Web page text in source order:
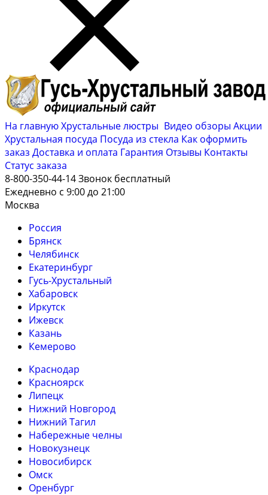
На главнуюХрустальные люстры Видео обзоры Акции
Хрустальная посуда Посуда из стекла Как оформить
заказ Доставка и оплата Гарантия Отзывы Контакты
Cтатус заказа
8-800-350-44-14Звонок бесплатный
Ежедневно с 9:00 до 21:00
Москва
Россия
Брянск
Челябинск
Екатеринбург
Гусь-Хрустальный
Хабаровск
Иркутск
Ижевск
Казань
Кемерово
Краснодар
Красноярск
Липецк
Нижний Новгород
Нижний Тагил
Набережные челны
Новокузнецк
Новосибирск
Омск
Оренбург